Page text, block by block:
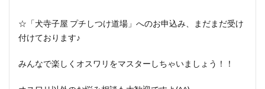
☆「犬寺子屋 プチしつけ道場」へのお申込み、まだまだ受け
付けております♪
みんなで楽しくオスワリをマスターしちゃいましょう！！